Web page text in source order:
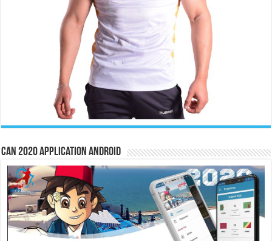
CAN 2020 Application Android